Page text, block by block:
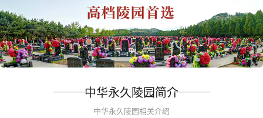
中华永久陵园简介
中华永久陵园相关介绍